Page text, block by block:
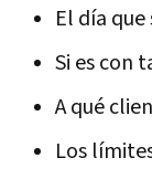
El día
Si es con
A qué
Los